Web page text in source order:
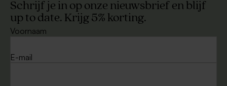
Schrijf je in op onze nieuwsbrief en blijf
up to date. Krijg 5% korting.
Voornaam
E-mail